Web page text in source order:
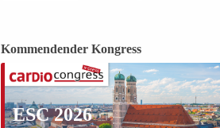
Kommendender Kongress
ESC 2026